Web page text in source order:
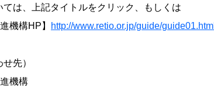
は、上記タイトルをクリック、もしくは
機構HP】
http://www.retio.or.jp/guide/guide01.html
先）
機構